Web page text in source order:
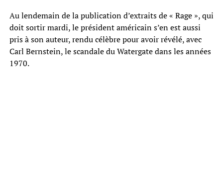
Au lendemain de la publication d’extraits de « Rage », qui
doit sortir mardi, le président américain s’en est aussi
pris à son auteur, rendu célèbre pour avoir révélé, avec
Carl Bernstein, le scandale du Watergate dans les années
1970.